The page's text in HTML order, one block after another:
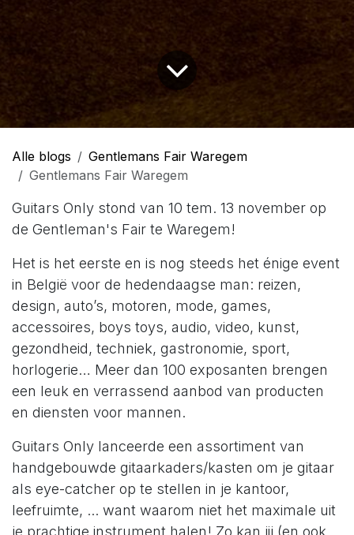
Alle blogs
Gentlemans Fair Waregem
Gentlemans Fair Waregem
Guitars Only stond van 10 tem. 13 november op
de Gentleman's Fair te Waregem!
Het is het eerste en is nog steeds het énige event
in België voor de hedendaagse man: reizen,
design, auto’s, motoren, mode, games,
accessoires, boys toys, audio, video, kunst,
gezondheid, techniek, gastronomie, sport,
horlogerie… Meer dan 100 exposanten brengen
een leuk en verrassend aanbod van producten
en diensten voor mannen.
Guitars Only lanceerde een assortiment van
handgebouwde gitaarkaders/kasten om je gitaar
als eye-catcher op te stellen in je kantoor,
leefruimte, ... want waarom niet het maximale uit
je prachtige instrument halen! Zo kan jij (en ook